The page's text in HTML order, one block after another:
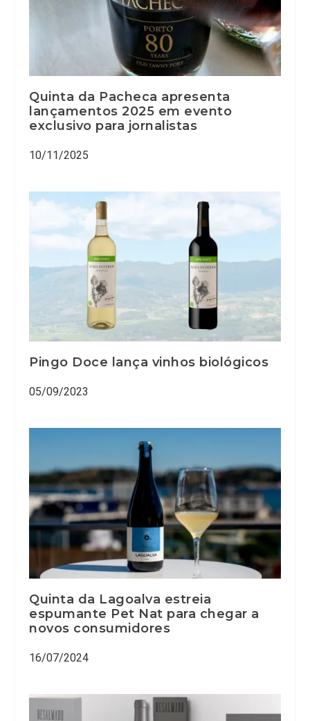
Quinta da Pacheca apresenta
lançamentos 2025 em evento
exclusivo para jornalistas
10/11/2025
Pingo Doce lança vinhos biológicos
05/09/2023
Quinta da Lagoalva estreia
espumante Pet Nat para chegar a
novos consumidores
16/07/2024